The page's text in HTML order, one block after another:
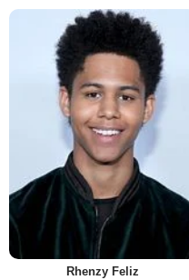
Rhenzy Feliz